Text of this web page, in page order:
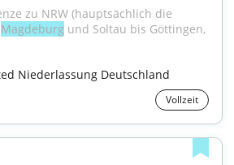
zu NRW (hauptsächlich die
Magdeburg und Soltau bis Göttingen,
Niederlassung Deutschland
Vollzeit